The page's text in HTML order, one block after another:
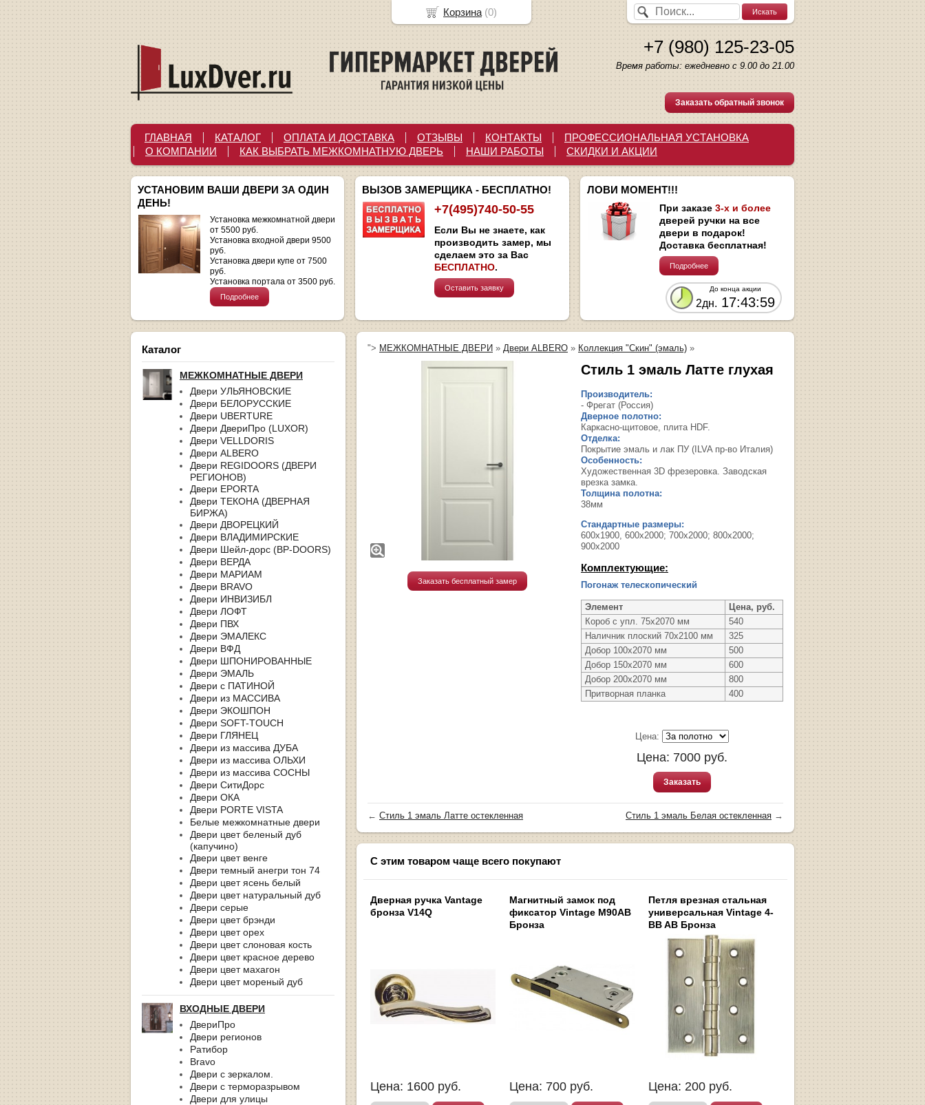
+7 (980) 125-23-05
Время работы: ежедневно с 9.00 до 21.00
Заказать обратный звонок
ГЛАВНАЯ КАТАЛОГ ОПЛАТА И ДОСТАВКА ОТЗЫВЫ КОНТАКТЫ
ПРОФЕССИОНАЛЬНАЯ УСТАНОВКА
О КОМПАНИИ
КАК ВЫБРАТЬ МЕЖКОМНАТНУЮ ДВЕРЬ НАШИ РАБОТЫ СКИДКИ И АКЦИИ
УСТАНОВИМ ВАШИ ДВЕРИ ЗА ОДИН
ДЕНЬ!
Установка межкомнатной двери
от 5500 руб.
Установка входной двери 9500
руб.
Установка двери купе от 7500
руб.
Установка портала от 3500 руб.
Подробнее
ВЫЗОВ ЗАМЕРЩИКА - БЕСПЛАТНО!
+7(495)740-50-55
Если Вы не знаете, как
производить замер, мы
сделаем это за Вас
БЕСПЛАТНО.
Оставить заявку
ЛОВИ МОМЕНТ!!!
При заказе 3-х и более
дверей ручки на все
двери в подарок!
Доставка бесплатная!
Подробнее
До конца акции
2дн. 17:43:59
Каталог
МЕЖКОМНАТНЫЕ ДВЕРИ
Двери УЛЬЯНОВСКИЕ
Двери БЕЛОРУССКИЕ
Двери UBERTURE
Двери ДвериПро (LUXOR)
Двери VELLDORIS
Двери ALBERO
Двери REGIDOORS (ДВЕРИ
РЕГИОНОВ)
Двери EPORTA
Двери ТЕКОНА (ДВЕРНАЯ
БИРЖА)
Двери ДВОРЕЦКИЙ
Двери ВЛАДИМИРСКИЕ
Двери Шейл-дорс (BP-DOORS)
Двери ВЕРДА
Двери МАРИАМ
Двери BRAVO
Двери ИНВИЗИБЛ
Двери ЛОФТ
Двери ПВХ
Двери ЭМАЛЕКС
Двери ВФД
Двери ШПОНИРОВАННЫЕ
Двери ЭМАЛЬ
Двери с ПАТИНОЙ
Двери из МАССИВА
Двери ЭКОШПОН
Двери SOFT-TOUCH
Двери ГЛЯНЕЦ
Двери из массива ДУБА
Двери из массива ОЛЬХИ
Двери из массива СОСНЫ
Двери СитиДорс
Двери ОКА
Двери PORTE VISTA
Белые межкомнатные двери
Двери цвет беленый дуб
(капучино)
Двери цвет венге
Двери темный анегри тон 74
Двери цвет ясень белый
Двери цвет натуральный дуб
Двери серые
Двери цвет брэнди
Двери цвет орех
Двери цвет слоновая кость
Двери цвет красное дерево
Двери цвет махагон
Двери цвет мореный дуб
ВХОДНЫЕ ДВЕРИ
ДвериПро
Двери регионов
Ратибор
Bravo
Двери с зеркалом.
Двери с терморазрывом
Двери для улицы
"> МЕЖКОМНАТНЫЕ ДВЕРИ » Двери ALBERO » Коллекция "Скин" (эмаль) »
Заказать бесплатный замер
Стиль 1 эмаль Латте глухая
Производитель:
- Фрегат (Россия)
Дверное полотно:
Каркасно-щитовое, плита HDF.
Отделка:
Покрытие эмаль и лак ПУ (ILVA пр-во Италия)
Особенность:
Художественная 3D фрезеровка. Заводская
врезка замка.
Толщина полотна:
38мм
Стандартные размеры:
600х1900, 600х2000; 700х2000; 800х2000;
900х2000
Комплектующие:
Погонаж телескопический
Элемент
Цена, руб.
Короб с упл. 75х2070 мм
540
Наличник плоский 70х2100 мм
325
Добор 100х2070 мм
500
Добор 150х2070 мм
600
Добор 200х2070 мм
800
Притворная планка
400
Цена:
Цена: 7000 руб.
Заказать
← Стиль 1 эмаль Латте остекленная Стиль 1 эмаль Белая остекленная →
С этим товаром чаще всего покупают
Дверная ручка Vantage
бронза V14Q
Цена: 1600 руб.
Магнитный замок под
фиксатор Vintage M90AB
Бронза
Цена: 700 руб.
Петля врезная стальная
универсальная Vintage 4-
BB AB Бронза
Цена: 200 руб.
Корзина (0)